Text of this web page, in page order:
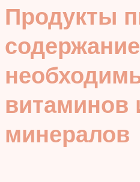
Продукты
витаминов
минералов